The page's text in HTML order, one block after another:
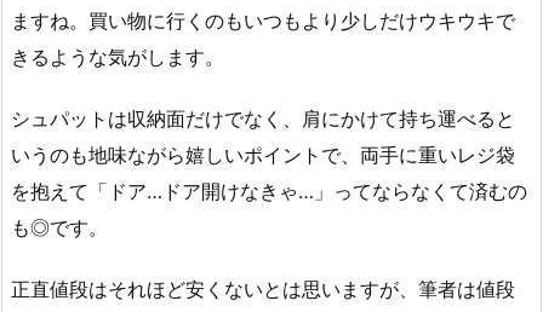
ますね。買い物に行くのもいつもより少しだけウキウキで
きるような気がします。
シュパットは収納面だけでなく、肩にかけて持ち運べると
いうのも地味ながら嬉しいポイントで、両手に重いレジ袋
を抱えて「ドア…ドア開けなきゃ…」ってならなくて済むの
も◎です。
正直値段はそれほど安くないとは思いますが、筆者は値段